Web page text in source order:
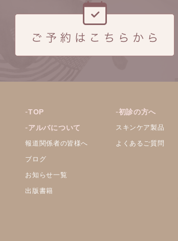
TOP
アルバについて
報道関係者の皆様へ
ブログ
お知らせ一覧
出版書籍
初診の方へ
スキンケア製品
よくあるご質問